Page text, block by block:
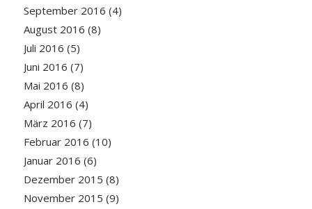
September 2016 (4)
August 2016 (8)
Juli 2016 (5)
Juni 2016 (7)
Mai 2016 (8)
April 2016 (4)
März 2016 (7)
Februar 2016 (10)
Januar 2016 (6)
Dezember 2015 (8)
November 2015 (9)